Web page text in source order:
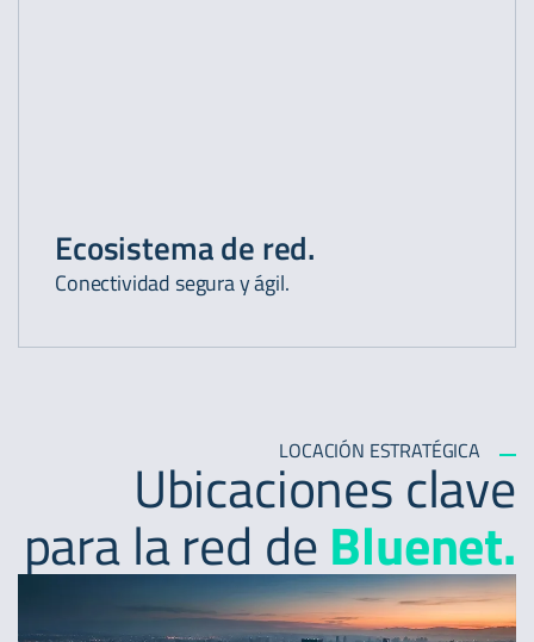
Ecosistema de red.
Conectividad segura y ágil.
LOCACIÓN ESTRATÉGICA
Ubicaciones clave
para la red deBluenet.